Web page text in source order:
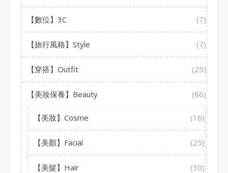
【數位】3C (7)
【旅行風格】Style (7)
【穿搭】Outfit (25)
【美妝保養】Beauty (86)
【美妝】Cosme (16)
【美顏】Facial (25)
【美髮】Hair (30)